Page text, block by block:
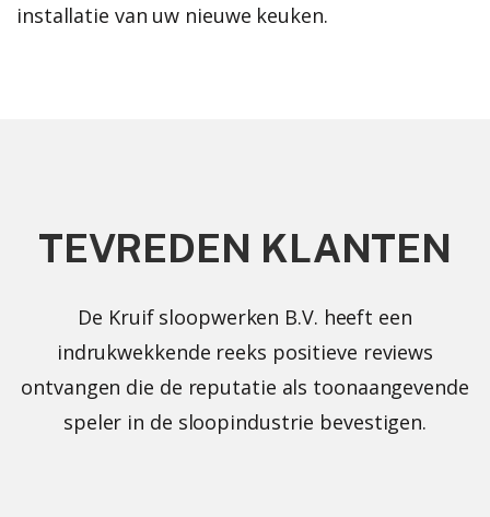
installatie van uw nieuwe keuken.
TEVREDEN KLANTEN
De Kruif sloopwerken B.V. heeft een
indrukwekkende reeks positieve reviews
ontvangen die de reputatie als toonaangevende
speler in de sloopindustrie bevestigen.